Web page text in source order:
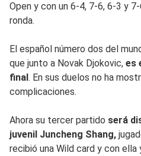
Open y con un 6-4, 7-6, 6-3 y
ronda.
El español número dos del
que junto a Novak Djokovic, es
final. En sus duelos no ha
complicaciones.
Ahora su tercer partido será
juvenil Juncheng Shang,
recibió una Wild card y con